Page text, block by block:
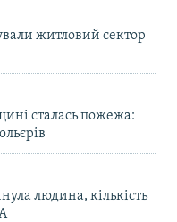
житловий сектор
сталась пожежа:
людина, кількість